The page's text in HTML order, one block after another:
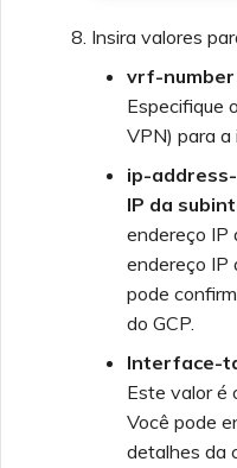
Insira valores
vrf-number
Especifique
VPN) para
ip-
IP da
endereço IP
endereço IP
pode
do GCP.
Interface-
Este valor é
Você pode
detalhes da